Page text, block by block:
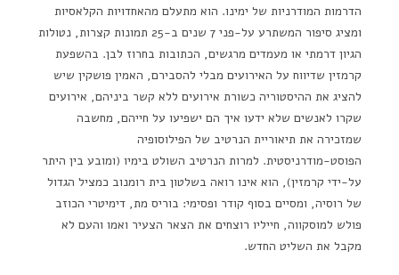
הדרמות המודרניות של ימינו. הוא מתעלם מהאחדויות הקלאסיות
ומציג סיפור המשתרע על-פני 7 שנים ב-25 תמונות קצרות, נטולות
הגיון דרמתי או מעמדים מרגשים, הכתובות בחרוז לבן. בהשפעת
קרמזין שדיווח על האירועים מבלי להסבירם, האמין פושקין שיש
להציג את ההיסטוריה כשורת אירועים ללא קשר ביניהם, אירועים
שקרו לאנשים שלא ידעו איך הם ישפיעו על חייהם, מחשבה
שמזכירה את תיאוריית הנרטיב של הפילוסופיה
הפוסט-מודרניסטית. למרות הנרטיב השולט בימיו (ומובע בין היתר
על-ידי קרמזין), הוא אינו רואה בשלטון בית רומנוב כמציל הגדול
של רוסיה, ומסיים בסוף קודר ופסימי: בוריס מת, דימיטרי הכוזב
פולש למוסקווה, חייליו רוצחים את הצאר הצעיר ואמו והעם לא
מקבל את השליט החדש.